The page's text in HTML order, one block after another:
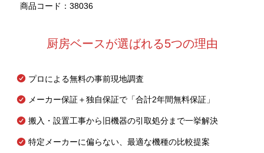
商品コード：38036
厨房ベースが選ばれる5つの理由
プロによる無料の事前現地調査
メーカー保証＋独自保証で「合計2年間無料保証」
搬入・設置工事から旧機器の引取処分まで一挙解決
特定メーカーに偏らない、最適な機種の比較提案